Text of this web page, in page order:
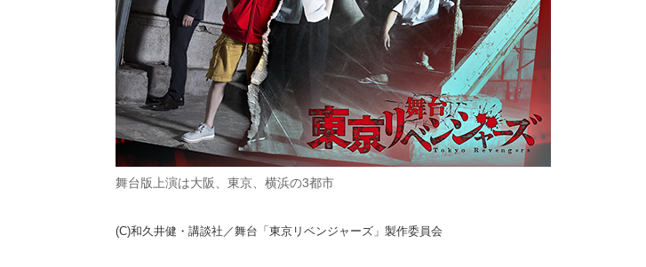
舞台版上演は大阪、東京、横浜の3都市
(C)和久井健・講談社／舞台「東京リベンジャーズ」製作委員会